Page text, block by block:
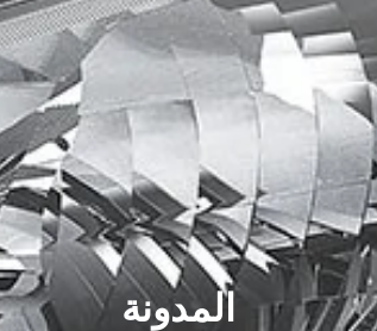
المدونة